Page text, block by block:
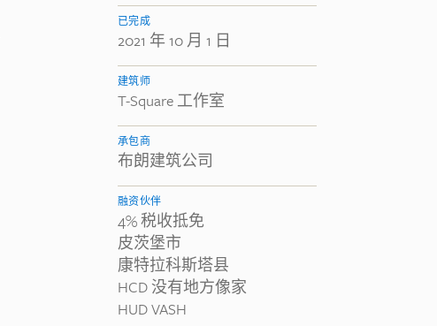
已完成
2021 年 10 月 1 日
建筑师
T-Square 工作室
承包商
布朗建筑公司
融资伙伴
4% 税收抵免
皮茨堡市
康特拉科斯塔县
HCD 没有地方像家
HUD VASH